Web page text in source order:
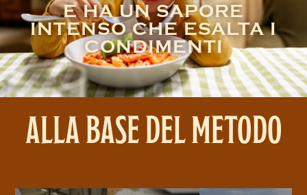
E HA UN SAPORE
INTENSO CHE ESALTA I
CONDIMENTI
ALLA BASE DEL METODO